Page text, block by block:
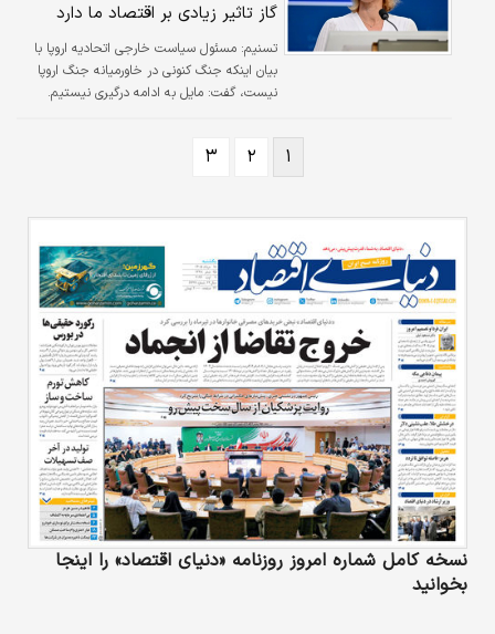
گاز تاثیر زیادی بر اقتصاد ما دارد
تسنیم: مسئول سیاست خارجی اتحادیه اروپا با
بیان اینکه جنگ کنونی در خاورمیانه جنگ اروپا
نیست، گفت: مایل به ادامه درگیری نیستیم.
۱ ۲ ۳
نسخه کامل شماره امروز روزنامه «دنیای‌ اقتصاد» را اینجا
بخوانید